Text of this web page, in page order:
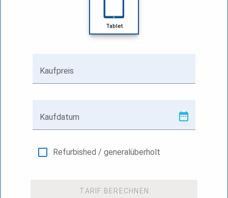
Tablet
Kaufpreis
Kaufdatum
Refurbished / generalüberholt
TARIF BERECHNEN